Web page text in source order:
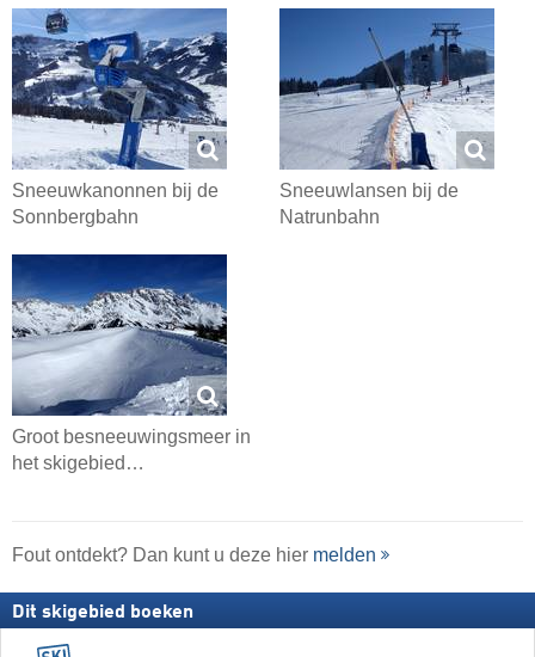
Sneeuwkanonnen bij de
Sonnbergbahn
Sneeuwlansen bij de
Natrunbahn
Groot besneeuwingsmeer in
het skigebied…
Fout ontdekt? Dan kunt u deze hier melden
Dit skigebied boeken